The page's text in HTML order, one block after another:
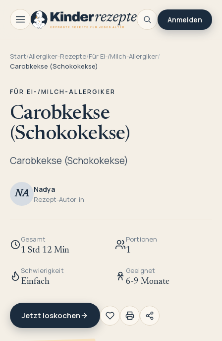
Anmelden
Start/Allergiker-Rezepte/Für Ei-/Milch-Allergiker/
Carobkekse (Schokokekse)
FÜR EI-/MILCH-ALLERGIKER
Carobkekse
(Schokokekse)
Carobkekse (Schokokekse)
NA Nadya
Rezept-Autor:in
Gesamt
1 Std 12 Min
Portionen
1
Schwierigkeit
Einfach
Geeignet
6-9 Monate
Jetzt loskochen